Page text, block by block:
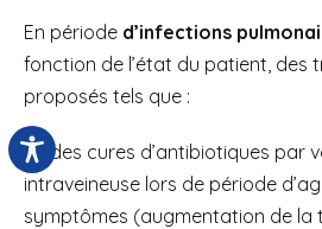
En période d’infections
fonction de l’état du patient, des
proposés tels que :
des cures d’antibiotiques par
intraveineuse lors de période
symptômes (augmentation de la